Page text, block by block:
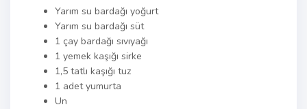
Yarım su bardağı yoğurt
Yarım su bardağı süt
1 çay bardağı sıvıyağı
1 yemek kaşığı sirke
1,5 tatlı kaşığı tuz
1 adet yumurta
Un